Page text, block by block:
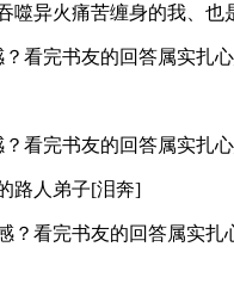
噬异火痛苦缠身的我、
路人弟子[泪奔]